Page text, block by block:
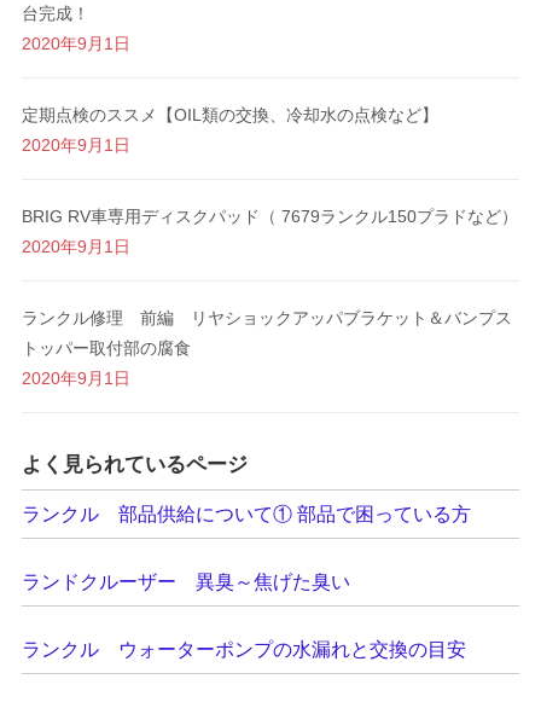
台完成！
2020年9月1日
定期点検のススメ【OIL類の交換、冷却水の点検など】
2020年9月1日
BRIG RV車専用ディスクパッド（ 7679ランクル150プラドなど）
2020年9月1日
ランクル修理 前編 リヤショックアッパブラケット＆バンプス
トッパー取付部の腐食
2020年9月1日
よく見られているページ
ランクル 部品供給について① 部品で困っている方
ランドクルーザー 異臭～焦げた臭い
ランクル ウォーターポンプの水漏れと交換の目安